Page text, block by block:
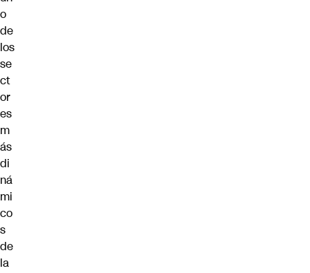
o
de
los
se
ct
or
es
m
ás
di
ná
mi
co
s
de
la